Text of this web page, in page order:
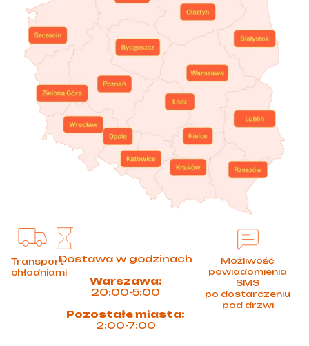
Transport
chłodniami
Dostawa w godzinach
Warszawa:
20:00-5:00
Pozostałe miasta:
2:00-7:00
Możliwość
powiadomienia
SMS
po dostarczeniu
pod drzwi